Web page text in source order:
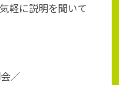
軽に説明を聞いて
／